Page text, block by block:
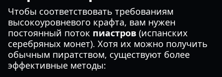
Чтобы соответствовать требованиям
высокоуровневого крафта, вам нужен
постоянный поток пиастров (испанских
серебряных монет). Хотя их можно получить
обычным пиратством, существуют более
эффективные методы: